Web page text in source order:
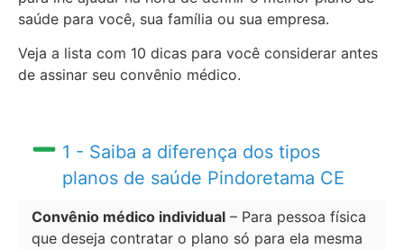
saúde para você, sua família ou sua empresa.
Veja a lista com 10 dicas para você considerar antes
de assinar seu convênio médico.
1 - Saiba a diferença dos tipos
planos de saúde Pindoretama CE
Convênio médico individual – Para pessoa física
que deseja contratar o plano só para ela mesma